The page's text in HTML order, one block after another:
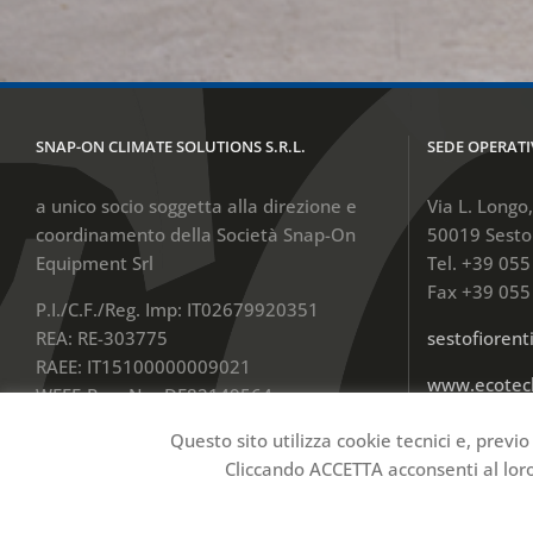
SNAP-ON CLIMATE SOLUTIONS S.R.L.
a unico socio soggetta alla direzione e
coordinamento della Società Snap-On
Equipment Srl
P.I./C.F./Reg. Imp: IT02679920351
REA: RE-303775
RAEE: IT15100000009021
WEEE-Reg.-Nr.: DE82149564
SEDE
Via L.
50019
Tel. +39
Fax +39
Questo sito utilizza cookie tecnici e,
Cliccando ACCETTA acconsenti al